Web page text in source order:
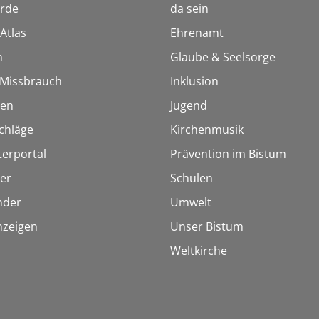
da sein
Ehrenamt
Glaube & Seelsorge
Inklusion
Jugend
Kirchenmusik
Prävention im Bistum
Schulen
Umwelt
Unser Bistum
Weltkirche